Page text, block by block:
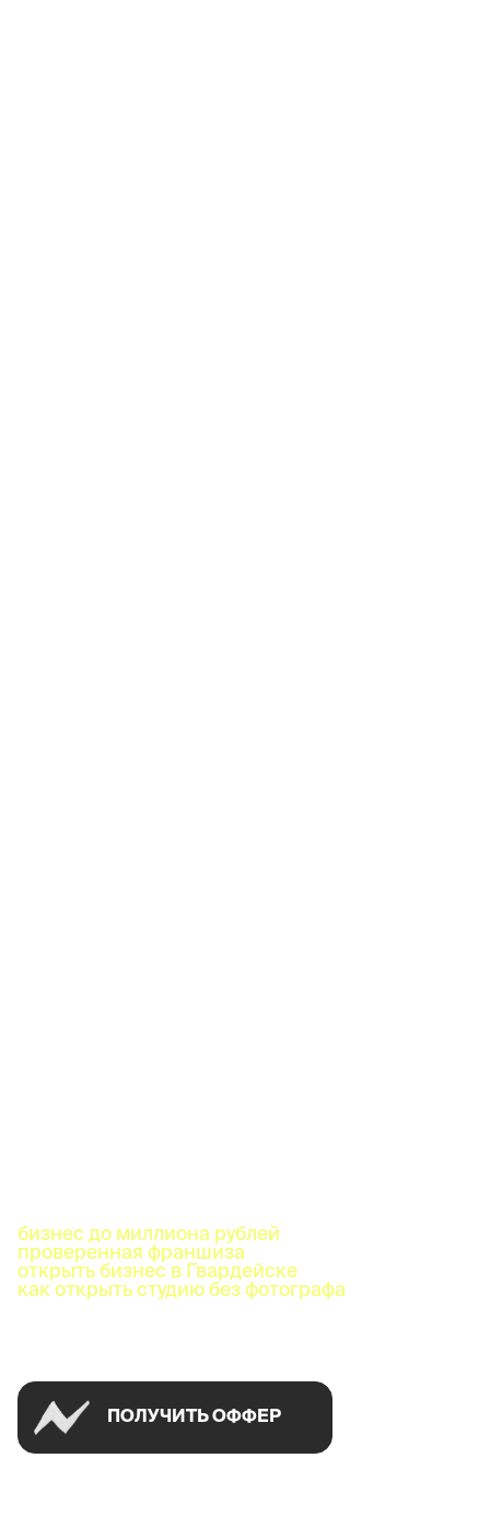
бизнес до миллиона рублей
проверенная франшиза
открыть бизнес в Гвардейске
как открыть студию без фотографа
ПОЛУЧИТЬ ОФФЕР